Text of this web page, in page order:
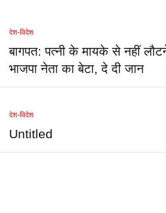
देश-विदेश
बागपत: पत्नी के मायके से नहीं
भाजपा नेता का बेटा, दे दी जान
देश-विदेश
Untitled